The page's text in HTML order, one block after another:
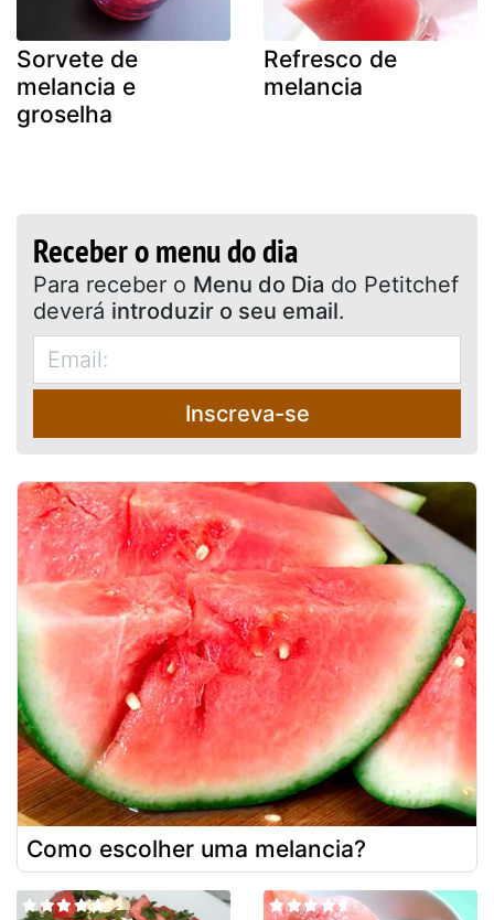
Sorvete de
melancia e
groselha
Refresco de
melancia
Receber o menu do dia
Para receber o Menu do Dia do Petitchef
deverá introduzir o seu email.
Inscreva-se
Como escolher uma melancia?